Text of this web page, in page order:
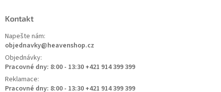
Kontakt
Napešte nám:
objednavky@heavenshop.cz
Objednávky:
Pracovné dny: 8:00 - 13:30 +421 914 399 399
Reklamace:
Pracovné dny: 8:00 - 13:30 +421 914 399 399